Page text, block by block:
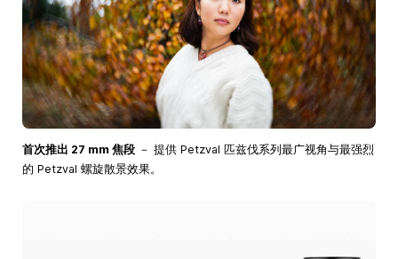
首次推出 27 mm 焦段 － 提供 Petzval 匹兹伐系列最广视角与最强烈
的 Petzval 螺旋散景效果。